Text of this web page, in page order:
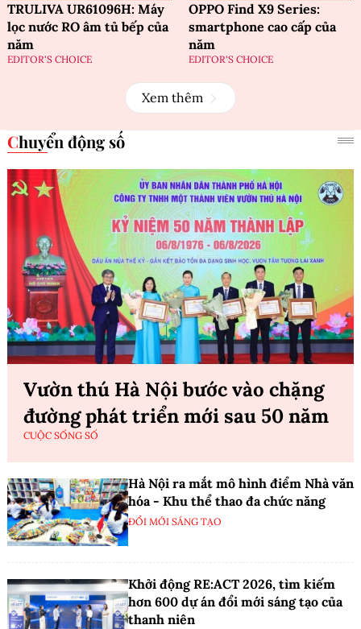
TRULIVA UR61096H: Máy
lọc nước RO âm tủ bếp của
năm
EDITOR'S CHOICE
OPPO Find X9 Series:
smartphone cao cấp của
năm
EDITOR'S CHOICE
Xem thêm
Chuyển động số
Vườn thú Hà Nội bước vào chặng
đường phát triển mới sau 50 năm
CUỘC SỐNG SỐ
Hà Nội ra mắt mô hình điểm Nhà văn
hóa - Khu thể thao đa chức năng
ĐỔI MỚI SÁNG TẠO
Khởi động RE:ACT 2026, tìm kiếm
hơn 600 dự án đổi mới sáng tạo của
thanh niên